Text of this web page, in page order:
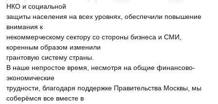
НКО и социальной
защиты населения на всех уровнях, обеспечили повышение
внимания к
некоммерческому сектору со стороны бизнеса и СМИ,
коренным образом изменили
грантовую систему страны.
В наше непростое время, несмотря на общие финансово-
экономические
трудности, благодаря поддержке Правительства Москвы, мы
соберёмся все вместе в